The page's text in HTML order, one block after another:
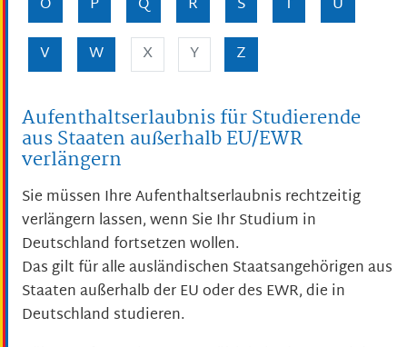
V
W X Y Z
Aufenthaltserlaubnis für Studierende
aus Staaten außerhalb EU/EWR
verlängern
Sie müssen Ihre Aufenthaltserlaubnis rechtzeitig
verlängern lassen, wenn Sie Ihr Studium in
Deutschland fortsetzen wollen.
Das gilt für alle ausländischen Staatsangehörigen aus
Staaten außerhalb der EU oder des EWR, die in
Deutschland studieren.